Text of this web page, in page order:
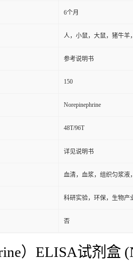
6个月
人，小鼠，大鼠，猪牛羊
参考说明书
150
Norepinephrine
48T/96T
详见说明书
血清，血浆，组织匀浆液
科研实验，环保，生物产
否
）ELISA试剂盒